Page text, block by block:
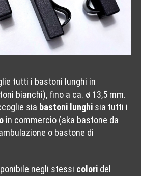
tutti i bastoni lunghi in
bianchi), fino a ca. ø 13,5 mm.
sia bastoni lunghi sia tutti i
in commercio (aka bastone da
o bastone di
negli stessi colori del